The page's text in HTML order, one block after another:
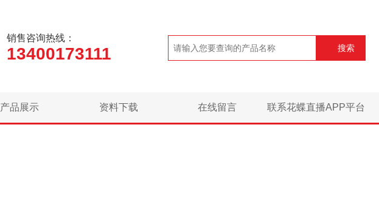
销售咨询热线：
13400173111 搜索
产品展示 资料下载 在线留言 联系花蝶直播APP平台